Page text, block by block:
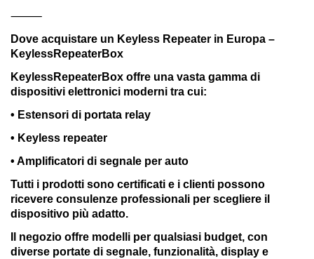
⸻
Dove acquistare un Keyless Repeater in Europa –
KeylessRepeaterBox
KeylessRepeaterBox offre una vasta gamma di
dispositivi elettronici moderni tra cui:
• Estensori di portata relay
• Keyless repeater
• Amplificatori di segnale per auto
Tutti i prodotti sono certificati e i clienti possono
ricevere consulenze professionali per scegliere il
dispositivo più adatto.
Il negozio offre modelli per qualsiasi budget, con
diverse portate di segnale, funzionalità, display e